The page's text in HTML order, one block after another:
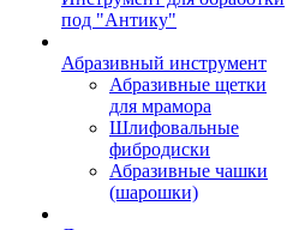
под "Антику"
Абразивный инструмент
Абразивные щетки
для мрамора
Шлифовальные
фибродиски
Абразивные чашки
(шарошки)